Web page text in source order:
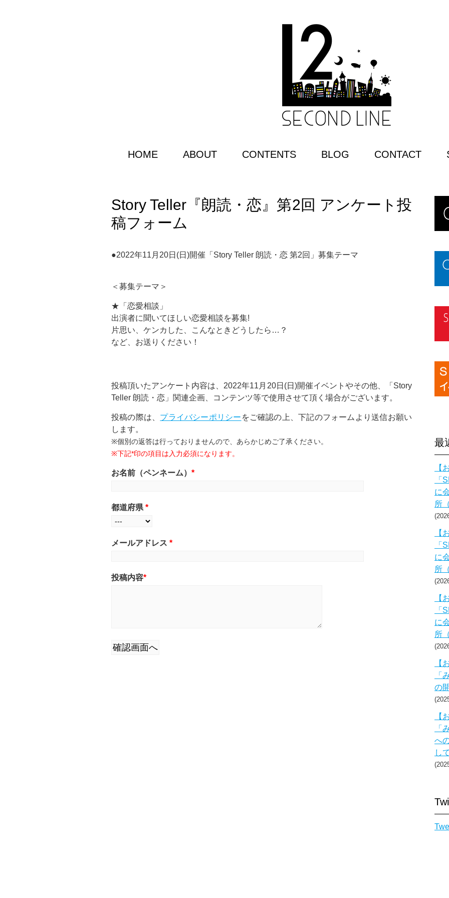
HOME ABOUT CONTENTS BLOG CONTACT
Story Teller『朗読・恋』第2回 アンケート投
稿フォーム
●2022年11月20日(日)開催「Story Teller 朗読・恋 第2回」募集テーマ
＜募集テーマ＞
★「恋愛相談」
出演者に聞いてほしい恋愛相談を募集!
片思い、ケンカした、こんなときどうしたら…？
など、お送りください！
投稿頂いたアンケート内容は、2022年11月20日(日)開催イベントやその他、「Story
Teller 朗読・恋」関連企画、コンテンツ等で使用させて頂く場合がございます。
投稿の際は、 プライバシーポリシー をご確認の上、下記のフォームより送信お願い
します。
※個別の返答は行っておりませんので、あらかじめご了承ください。
※下記*印の項目は入力必須になります。
お名前（ペンネーム） *
都道府県 *
メールアドレス *
投稿内容*
最
【
「
に
所
【
「
に
所
【
「
に
所
【
「
の
【
「
へ
し